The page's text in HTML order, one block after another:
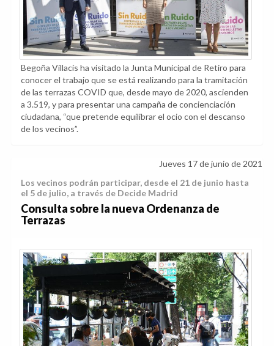
Begoña Villacís ha visitado la Junta Municipal de Retiro para
conocer el trabajo que se está realizando para la tramitación
de las terrazas COVID que, desde mayo de 2020, ascienden
a 3.519, y para presentar una campaña de concienciación
ciudadana, “que pretende equilibrar el ocio con el descanso
de los vecinos”.
Jueves 17 de junio de 2021
Los vecinos podrán participar, desde el 21 de junio hasta
el 5 de julio, a través de Decide Madrid
Consulta sobre la nueva Ordenanza de
Terrazas